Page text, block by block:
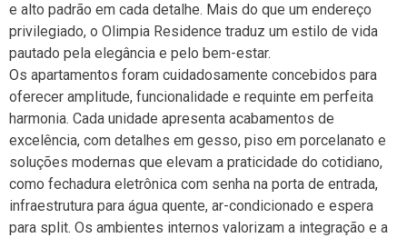
e alto padrão em cada detalhe. Mais do que um endereço
privilegiado, o Olimpia Residence traduz um estilo de vida
pautado pela elegância e pelo bem-estar.
Os apartamentos foram cuidadosamente concebidos para
oferecer amplitude, funcionalidade e requinte em perfeita
harmonia. Cada unidade apresenta acabamentos de
excelência, com detalhes em gesso, piso em porcelanato e
soluções modernas que elevam a praticidade do cotidiano,
como fechadura eletrônica com senha na porta de entrada,
infraestrutura para água quente, ar-condicionado e espera
para split. Os ambientes internos valorizam a integração e a